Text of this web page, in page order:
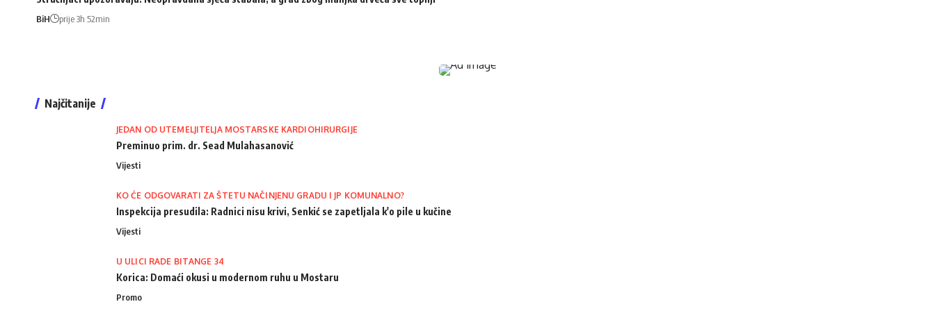
BiH prije 3h 52min
Najčitanije
JEDAN OD UTEMELJITELJA MOSTARSKE KARDIOHIRURGIJE
Preminuo prim. dr. Sead Mulahasanović
Vijesti
KO ĆE ODGOVARATI ZA ŠTETU NAČINJENU GRADU I JP KOMUNALNO?
Inspekcija presudila: Radnici nisu krivi, Senkić se zapetljala k'o pile u kučine
Vijesti
U ULICI RADE BITANGE 34
Korica: Domaći okusi u modernom ruhu u Mostaru
Promo